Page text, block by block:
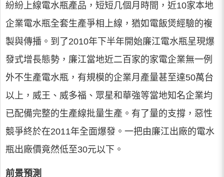
紛紛上線電水瓶產品，短短几個月時間，近10家本地
企業電水瓶全套生產爭相上線，猶如電飯煲經驗的複
製與傳播。到了2010年下半年開始廉江電水瓶呈現爆
發式增長態勢，廉江當地近二百家的家電企業無一例
外不生產電水瓶，有規模的企業月產量甚至達50萬台
以上，威王、威多福、眾星和華強等當地知名企業均
已配備完整的生產線批量生產。有了量的支撐，惡性
競爭終於在2011年全面爆發。一把由廉江出廠的電水
瓶出廠價竟然低至30元以下。
前景預測